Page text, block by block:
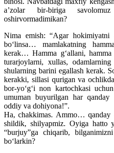
a’zolar bir-biriga
oshirvormadimikan?
Nima emish: “Agar hokimiyatni
bo‘linsa… mamlakatning
kerak… Hamma g‘allani,
turarjoylarni, xullas,
shularning barini egallash kerak.
kerakki, sillasi qurigan va
bor-yo‘g‘i non kartochkasi
umuman buyurilgan har qanday
oddiy va dohiyona!”.
Ha, chakkimas. Ammo… qanday
shildik, shilyapmiz. Oyiga hatto
“burjuy”ga chiqarib,
bo‘larkin?